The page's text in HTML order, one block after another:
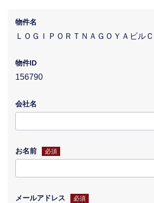
物件名
ＬＯＧＩＰＯＲＴＮＡＧＯＹＡビル
物件ID
156790
会社名
お名前 必須
メールアドレス 必須